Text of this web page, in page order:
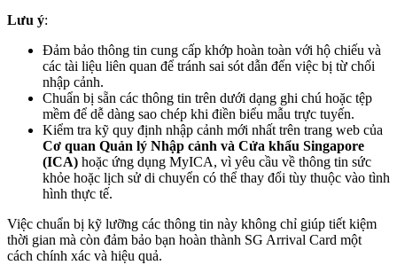
Lưu ý:
Đảm bảo thông tin cung cấp khớp hoàn toàn với hộ chiếu và
các tài liệu liên quan để tránh sai sót dẫn đến việc bị từ chối
nhập cảnh.
Chuẩn bị sẵn các thông tin trên dưới dạng ghi chú hoặc tệp
mềm để dễ dàng sao chép khi điền biểu mẫu trực tuyến.
Kiểm tra kỹ quy định nhập cảnh mới nhất trên trang web của
Cơ quan Quản lý Nhập cảnh và Cửa khẩu Singapore
(ICA) hoặc ứng dụng MyICA, vì yêu cầu về thông tin sức
khỏe hoặc lịch sử di chuyển có thể thay đổi tùy thuộc vào tình
hình thực tế.
Việc chuẩn bị kỹ lưỡng các thông tin này không chỉ giúp tiết kiệm
thời gian mà còn đảm bảo bạn hoàn thành SG Arrival Card một
cách chính xác và hiệu quả.